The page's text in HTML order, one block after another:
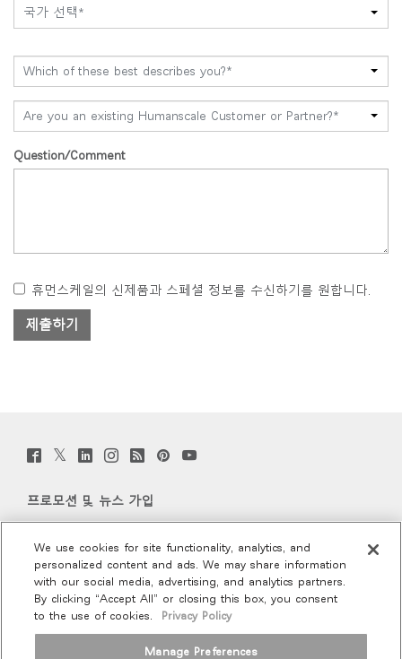
국가 선택*
Which of these best describes you?*
Are you an existing Humanscale Customer or Partner?*
Question/Comment
휴먼스케일의 신제품과 스페셜 정보를 수신하기를 원합니다.
Facebook
(opens
Twitter
(opens
LinkedIn
(opens
Instagram
(opens
Humanscale
Blog
window)
PinterstYouTube
프로모션 및 뉴스 가입
회사 소개
인체공학
We use cookies for site functionality, analytics, and
personalized content and ads. We may share information
with our social media, advertising, and analytics partners.
By clicking “Accept All” or closing this box, you consent
to the use of cookies.
Privacy Policy
Manage Preferences